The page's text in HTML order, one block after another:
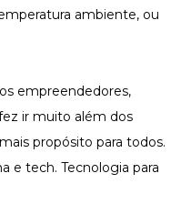
ambiente, ou
empreendedores,
ir muito além dos
propósito para todos.
e tech. Tecnologia para